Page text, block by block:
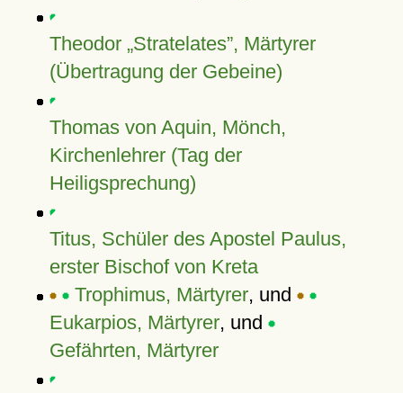
Theodor Stratelates , Märtyrer
(Übertragung der Gebeine)
Thomas von Aquin, Mönch,
Kirchenlehrer (Tag der
Heiligsprechung)
Titus, Schüler des Apostel Paulus,
erster Bischof von Kreta
Trophimus, Märtyrer, und
Eukarpios, Märtyrer, und
Gefährten, Märtyrer